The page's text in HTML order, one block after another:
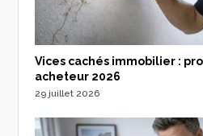
Vices cachés immobilier :
acheteur 2026
29 juillet 2026